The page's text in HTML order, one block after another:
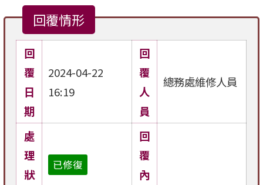
回覆情形
回
覆
日
期
2024-04-22
16:19
回
覆
人
員
總務處維修人員
處
理
狀
已修復
回
覆
內